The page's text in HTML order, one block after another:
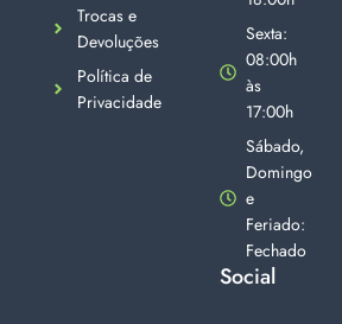
Trocas e
Devoluções
Política de
Privacidade
Sexta:
08:00h
às
17:00h
Sábado,
Domingo
e
Feriado:
Fechado
Social